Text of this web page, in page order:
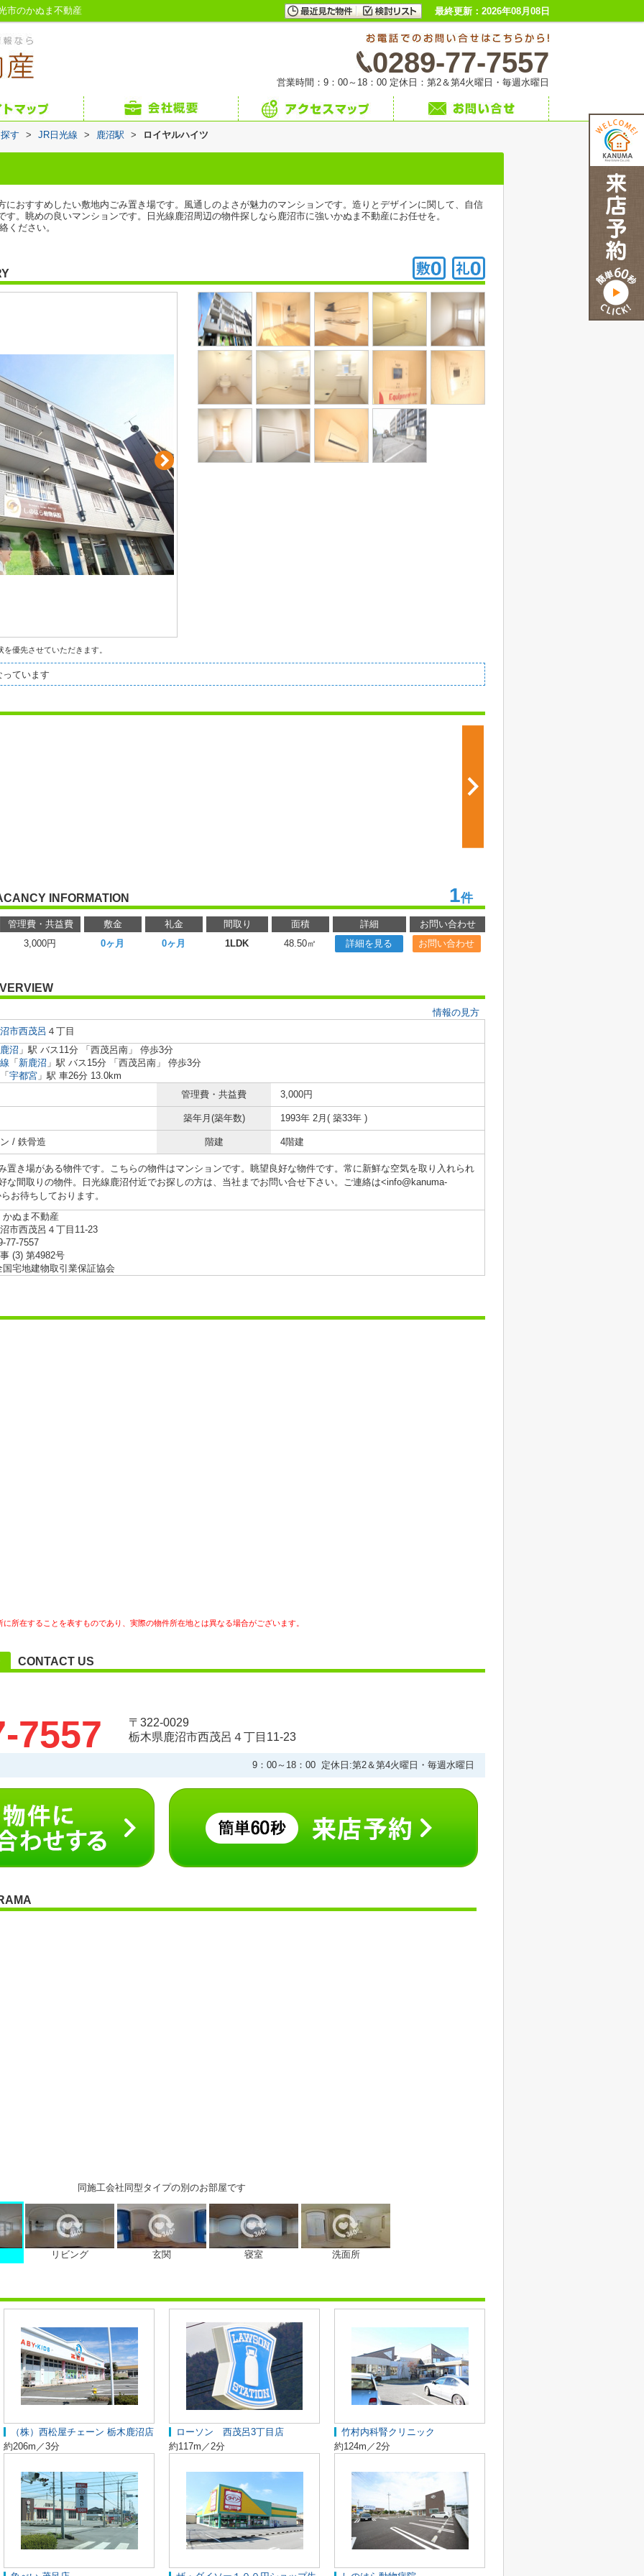
市のかぬま不動産 最終更新：2026年08月08日
0289-77-7557
営業時間：9：00～18：00 定休日：第2＆第4火曜日・毎週水曜日
す > JR日光線 > 鹿沼駅 > ロイヤルハイツ
におすすめしたい敷地内ごみ置き場です。風通しのよさが魅力のマンションです。造りとデザインに関して、自信
。眺めの良いマンションです。日光線鹿沼周辺の物件探しなら鹿沼市に強いかぬま不動産にお任せを。
ください。
優先させていただきます。
っています
INFORMATION 1件
管理費・共益費 敷金 礼金 間取り 面積 詳細
お問い合わせ
3,000円 0ヶ月 0ヶ月 1LDK 48.50㎡ 詳細を見る お問い合わせ
情報の見方
市西茂呂 ４丁目
鹿沼 」駅 バス11分 「西茂呂南」 停歩3分
「 新鹿沼 」駅 バス15分 「西茂呂南」 停歩3分
「 宇都宮 」駅 車26分 13.0km
管理費・共益費 3,000円
築年月(築年数) 1993年 2月( 築33年 )
/ 鉄骨造 階建 4階建
置き場がある物件です。こちらの物件はマンションです。眺望良好な物件です。常に新鮮な空気を取り入れられ
な間取りの物件。日光線鹿沼付近でお探しの方は、当社までお問い合せ下さい。ご連絡は<info@kanuma-
お待ちしております。
ぬま不動産
市西茂呂４丁目11-23
77-7557
(3) 第4982号
国宅地建物取引業保証協会
所在することを表すものであり、実際の物件所在地とは異なる場合がございます。
CONTACT US
7557
〒322-0029
栃木県鹿沼市西茂呂４丁目11-23
9：00～18：00 定休日:第2＆第4火曜日・毎週水曜日
同施工会社同型タイプの別のお部屋です
リビング 玄関 寝室 洗面所
（株）西松屋チェーン 栃木鹿沼店
約206m／3分
ローソン 西茂呂3丁目店
約117m／2分
竹村内科腎クリニック
約124m／2分